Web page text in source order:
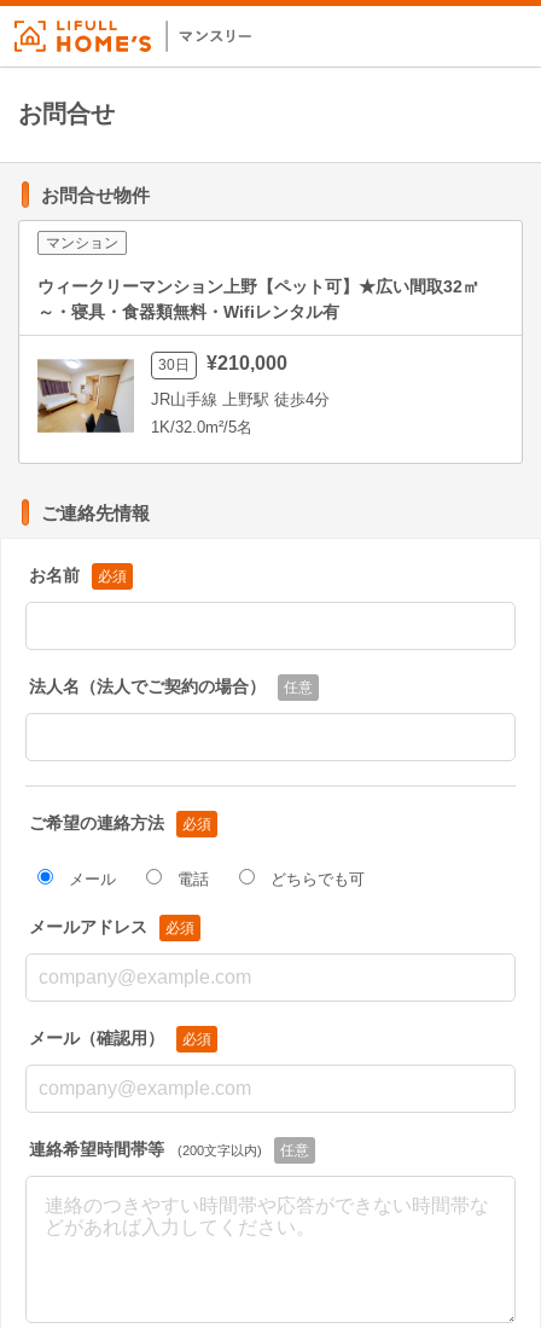
お問合せ
お問合せ物件
マンション
ウィークリーマンション上野【ペット可】★広い間取32㎡
～・寝具・食器類無料・Wifiレンタル有
30日 ¥210,000
JR山手線 上野駅 徒歩4分
1K/32.0m²/5名
ご連絡先情報
お名前
法人名（法人でご契約の場合）
ご希望の連絡方法
メール 電話 どちらでも可
メールアドレス
メール（確認用）
連絡希望時間帯等 (200文字以内)